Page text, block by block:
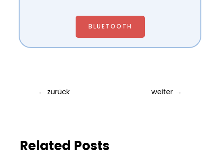
BLUETOOTH
← zurück weiter →
Related Posts